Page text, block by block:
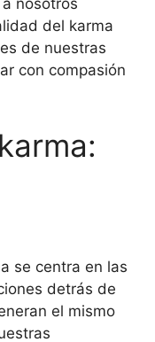
nosotros
del karma
de nuestras
con compasión
se centra en las
detrás de
el mismo